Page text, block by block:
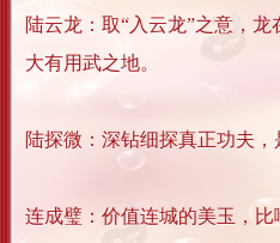
陆云龙：取“入云龙”之意，
大有用武之地。
陆探微：深钻细探真正功夫，
连成璧：价值连城的美玉，